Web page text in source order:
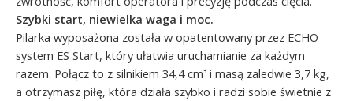
Szybki start, niewielka waga i moc.
Pilarka wyposażona została w opatentowany przez ECHO
system ES Start, który ułatwia uruchamianie za każdym
razem. Połącz to z silnikiem 34,4 cm³ i masą zaledwie 3,7 kg,
a otrzymasz piłę, która działa szybko i radzi sobie świetnie z